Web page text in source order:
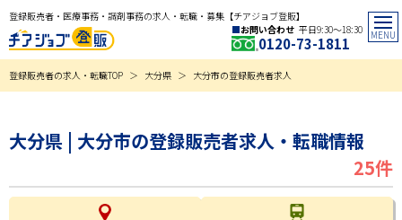
登録販売者・医療事務・調剤事務の求人・転職・募集【チアジョブ登販】
お問い合わせ 平日9:30〜18:30
0120-73-1811
登録販売者の求人・転職TOP 大分県 大分市の登録販売者求人
大分県 | 大分市の登録販売者求人・転職情報
25件